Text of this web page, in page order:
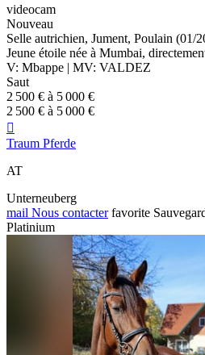
videocam
Nouveau
Selle autrichien, Jument, Poulain (01/
Jeune étoile née à Mumbai,
V: Mbappe | MV: VALDEZ
Saut
2 500 € à 5 000 €
2 500 € à 5 000 €

Traum Pferde
AT
Unterneuberg
mail Nous contacter favorite
Platinium